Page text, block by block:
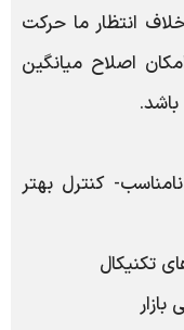
انتظار ما حرکت
اصلاح میانگین
- کنترل بهتر
تکنیکال